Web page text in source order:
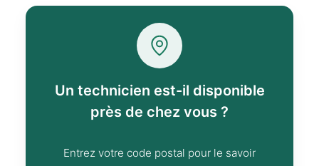
Un technicien est-il disponible
près de chez vous ?
Entrez votre code postal pour le savoir